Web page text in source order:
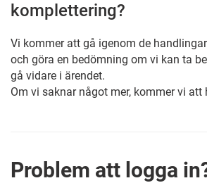
komplettering?
Vi kommer att gå igenom de
och göra en bedömning om vi kan ta
gå vidare i ärendet.
Om vi saknar något mer, kommer vi
Problem att logga